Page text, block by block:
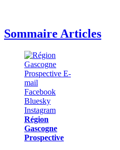
Sommaire Articles
Région
Gascogne
Prospective